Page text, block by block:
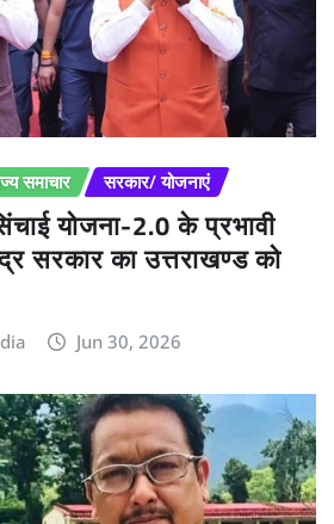
समाचार सरकार/ योजनाएं
योजना-2.0 के प्रभावी
सरकार का उत्तराखण्ड को
Jun 30, 2026